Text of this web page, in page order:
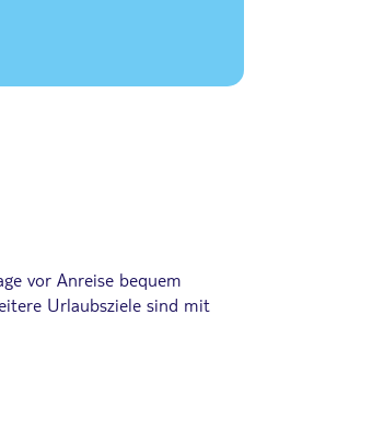
vor Anreise bequem
Urlaubsziele sind mit